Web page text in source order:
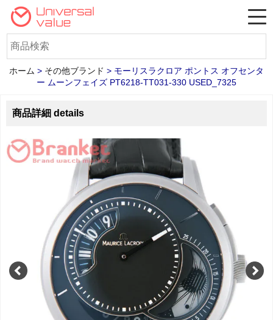
ホーム > その他ブランド > モーリスラクロア ポントス オフセンタ
ー ムーンフェイズ PT6218-TT031-330 USED_7325
商品詳細 details